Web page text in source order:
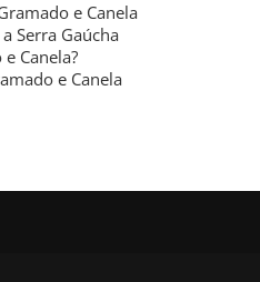
e Canela
Serra Gaúcha
Canela?
e Canela